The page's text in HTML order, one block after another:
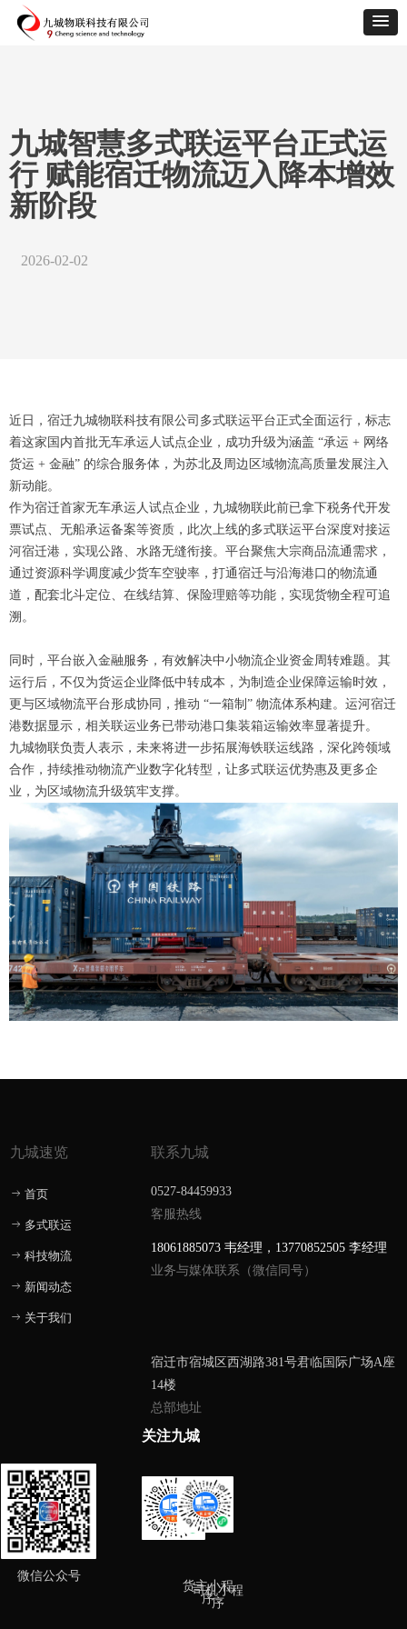
近日，宿迁九城物联科技有限公司多式联运平台正式全面运行，标志
着这家国内首批无车承运人试点企业，成功升级为涵盖 “承运 + 网络
货运 + 金融” 的综合服务体，为苏北及周边区域物流高质量发展注入
新动能。
作为宿迁首家无车承运人试点企业，九城物联此前已拿下税务代开发
票试点、无船承运备案等资质，此次上线的多式联运平台深度对接运
河宿迁港，实现公路、水路无缝衔接。平台聚焦大宗商品流通需求，
通过资源科学调度减少货车空驶率，打通宿迁与沿海港口的物流通
道，配套北斗定位、在线结算、保险理赔等功能，实现货物全程可追
溯。
同时，平台嵌入金融服务，有效解决中小物流企业资金周转难题。其
运行后，不仅为货运企业降低中转成本，为制造企业保障运输时效，
更与区域物流平台形成协同，推动 “一箱制” 物流体系构建。运河宿迁
港数据显示，相关联运业务已带动港口集装箱运输效率显著提升。
九城物联负责人表示，未来将进一步拓展海铁联运线路，深化跨领域
合作，持续推动物流产业数字化转型，让多式联运优势惠及更多企
业，为区域物流升级筑牢支撑。
2026-02-02
九城智慧多式联运平台正式运
行 赋能宿迁物流迈入降本增效
新阶段
九城速览
ꁹ 首页
ꁹ 多式联运
ꁹ 科技物流
ꁹ 新闻动态
ꁹ 关于我们
联系九城
0527-84459933
客服热线
18061885073 韦经理，13770852505 李经理
业务与媒体联系（微信同号）
宿迁市宿城区西湖路381号君临国际广场A座
14楼
总部地址
关注九城
司机小程
序
货主小程
序
微信公众号